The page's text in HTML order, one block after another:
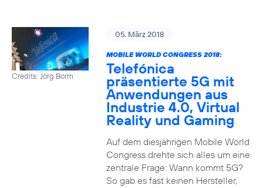
Credits: Jörg Borm
05. März 2018
MOBILE WORLD CONGRESS 2018:
Telefónica
präsentierte 5G mit
Anwendungen aus
Industrie 4.0, Virtual
Reality und Gaming
Auf dem diesjährigen Mobile World
Congress drehte sich alles um eine
zentrale Frage: Wann kommt 5G?
So gab es fast keinen Hersteller,